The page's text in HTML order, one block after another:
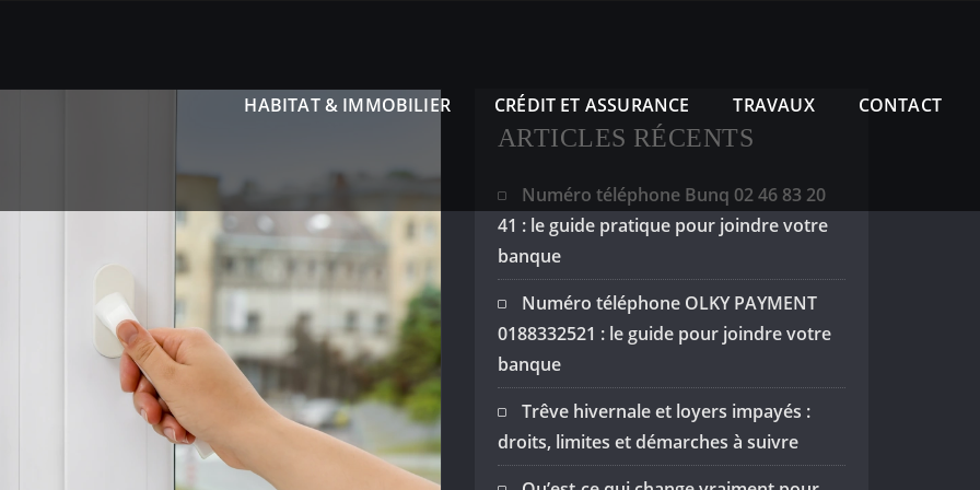
HABITAT & IMMOBILIER
CRÉDIT ET ASSURANCE TRAVAUX CONTACT
ARTICLES RÉCENTS
Numéro téléphone Bunq 02 46 83 20
41 : le guide pratique pour joindre votre
banque
Numéro téléphone OLKY PAYMENT
0188332521 : le guide pour joindre votre
banque
Trêve hivernale et loyers impayés :
droits, limites et démarches à suivre